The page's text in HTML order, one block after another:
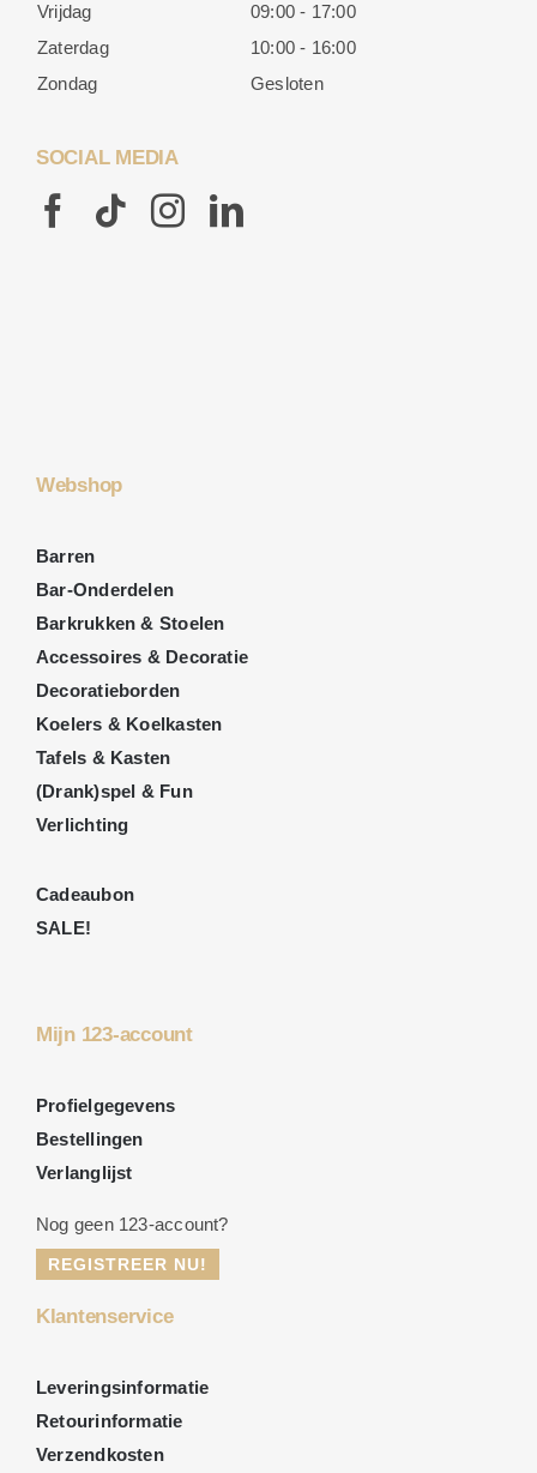
Vrijdag
09:00 - 17:00
Zaterdag
10:00 - 16:00
Zondag
Gesloten
SOCIAL MEDIA
Webshop
Barren
Bar-Onderdelen
Barkrukken & Stoelen
Accessoires & Decoratie
Decoratieborden
Koelers & Koelkasten
Tafels & Kasten
(Drank)spel & Fun
Verlichting
Cadeaubon
SALE!
Mijn 123-account
Profielgegevens
Bestellingen
Verlanglijst
Nog geen 123-account?
REGISTREER NU!
Klantenservice
Leveringsinformatie
Retourinformatie
Verzendkosten